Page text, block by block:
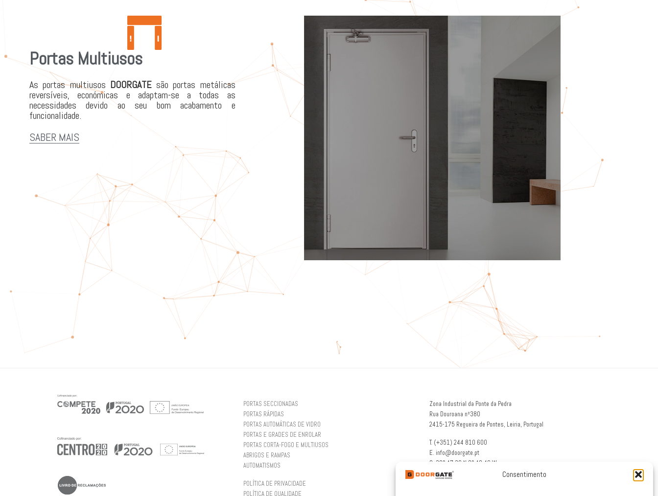
Consentimento
Portas Multiusos
As portas multiusos DOORGATEsão portas metálicas
reversíveis, económicas e adaptam-se a todas as
necessidades devido ao seu bom acabamento e
funcionalidade.
SABER MAIS
PORTAS SECCIONADAS
PORTAS RÁPIDAS
PORTAS AUTOMÁTICAS DE VIDRO
PORTAS E GRADES DE ENROLAR
PORTAS CORTA-FOGO E MULTIUSOS
ABRIGOS E RAMPAS
AUTOMATISMOS
POLÍTICA DE PRIVACIDADE
POLÍTICA DE QUALIDADE
Zona Industrial da Ponte da Pedra
Rua Douroana nº380
2415-175 Regueira de Pontes, Leiria, Portugal
T. (+351) 244 810 600
E. info@doorgate.pt
G. 39° 47 36 N 8° 49 46 W